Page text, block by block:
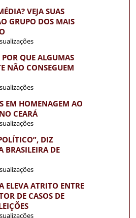
VEJA SUAS
GRUPO DOS MAIS
QUE ALGUMAS
NÃO CONSEGUEM
EM HOMENAGEM AO
CEARÁ
DIZ
BRASILEIRA DE
ELEVA ATRITO ENTRE
DE CASOS DE